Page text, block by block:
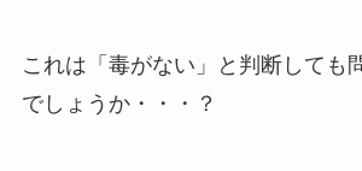
これは「毒がない」と判断しても
でしょうか・・・？